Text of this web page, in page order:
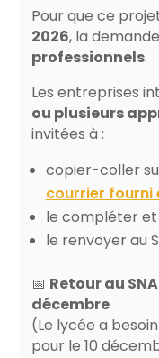
Pour que ce
2026, la
professionnels.
Les entreprises
ou plusieurs
invitées à :
copier-coller
courrier fourni
le compléter et
le renvoyer au
📅 Retour au
décembre
(Le lycée a
pour le 10